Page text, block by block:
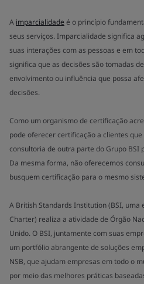
A imparcialidade é o princípio
seus serviços. Imparcialidade significa
suas interações com as pessoas e em
significa que as decisões são tomadas
envolvimento ou influência que possa
decisões.
Como um organismo de certificação
pode oferecer certificação a clientes
consultoria de outra parte do Grupo BSI
Da mesma forma, não oferecemos
busquem certificação para o mesmo
A British Standards Institution (BSI, uma
Charter) realiza a atividade de Órgão
Unido. O BSI, juntamente com suas
um portfólio abrangente de soluções
NSB, que ajudam empresas em todo o
por meio das melhores práticas